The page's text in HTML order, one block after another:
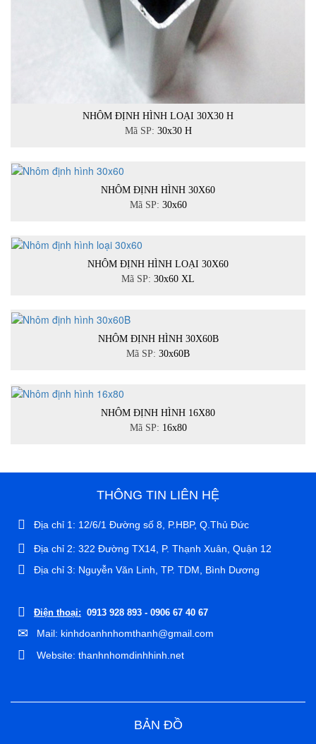
NHÔM ĐỊNH HÌNH LOẠI 30X30 H
Mã SP: 30x30 H
NHÔM ĐỊNH HÌNH 30X60
Mã SP: 30x60
NHÔM ĐỊNH HÌNH LOẠI 30X60
Mã SP: 30x60 XL
NHÔM ĐỊNH HÌNH 30X60B
Mã SP: 30x60B
NHÔM ĐỊNH HÌNH 16X80
Mã SP: 16x80
THÔNG TIN LIÊN HỆ
Địa chỉ 1: 12/6/1 Đường số 8, P.HBP, Q.Thủ Đức
Địa chỉ 2: 322 Đường TX14, P. Thạnh Xuân, Quận 12
Địa chỉ 3: Nguyễn Văn Linh, TP. TDM, Bình Dương
Điện thoại: 0913 928 893 - 0906 67 40 67
Mail: kinhdoanhnhomthanh@gmail.com
Website: thanhnhomdinhhinh.net
BẢN ĐỒ